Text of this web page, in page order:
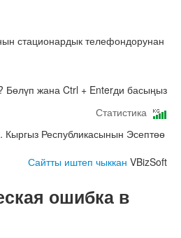
стационардык телефондорунан
Бөлүп жана Ctrl + Enterди басыңыз
Статистика
Кыргыз Республикасынын Эсептөө
Сайтты иштеп чыккан VBizSoft
ошибка в